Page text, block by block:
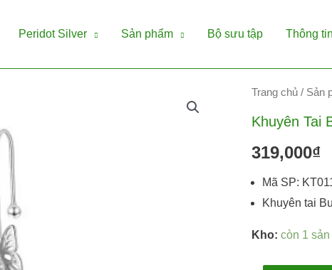
Peridot Silver Sản phẩm Bộ sưu tập Thông tin
Trang chủ / Sản
Khuyên Tai
319,000₫
Mã SP:
Khuyên tai
Kho: còn 1
Khuyên
tai
bạc
925
cao
số